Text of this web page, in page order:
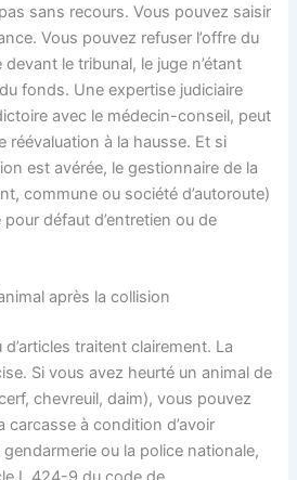
sans recours. Vous pouvez saisir
Vous pouvez refuser l’offre du
devant le tribunal, le juge n’étant
fonds. Une expertise judiciaire
avec le médecin-conseil, peut
réévaluation à la hausse. Et si
est avérée, le gestionnaire de la
commune ou société d’autoroute)
défaut d’entretien ou de
après la collision
d’articles traitent clairement. La
Si vous avez heurté un animal de
chevreuil, daim), vous pouvez
carcasse à condition d’avoir
ou la police nationale,